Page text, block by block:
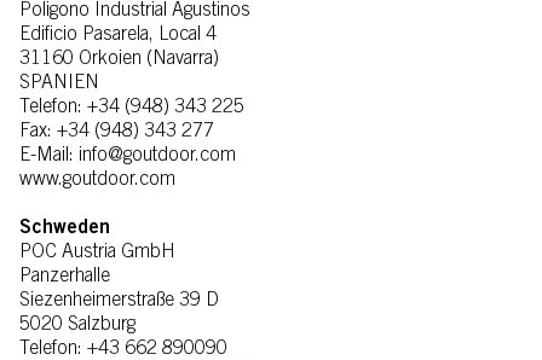
Poligono Industrial Agustinos
Edificio Pasarela, Local 4
31160 Orkoien (Navarra)
SPANIEN
Telefon: +34 (948) 343 225
Fax: +34 (948) 343 277
E-Mail: info@goutdoor.com
www.goutdoor.com
Schweden
POC Austria GmbH
Panzerhalle
Siezenheimerstraße 39 D
5020 Salzburg
Telefon: +43 662 890090